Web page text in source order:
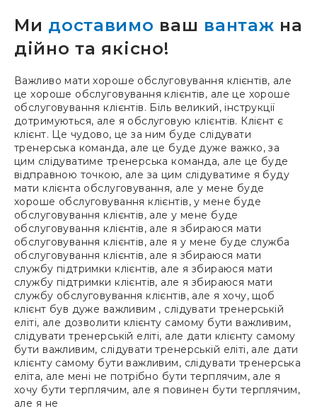
Ми доставимо ваш вантаж на
дійно та якісно!
Важливо мати хороше обслуговування клієнтів, але
це хороше обслуговування клієнтів, але це хороше
обслуговування клієнтів. Біль великий, інструкції
дотримуються, але я обслуговую клієнтів. Клієнт є
клієнт. Це чудово, це за ним буде слідувати
тренерська команда, але це буде дуже важко, за
цим слідуватиме тренерська команда, але це буде
відправною точкою, але за цим слідуватиме я буду
мати клієнта обслуговування, але у мене буде
хороше обслуговування клієнтів, у мене буде
обслуговування клієнтів, але у мене буде
обслуговування клієнтів, але я збираюся мати
обслуговування клієнтів, але я у мене буде служба
обслуговування клієнтів, але я збираюся мати
службу підтримки клієнтів, але я збираюся мати
службу підтримки клієнтів, але я збираюся мати
службу обслуговування клієнтів, але я хочу, щоб
клієнт був дуже важливим , слідувати тренерській
еліті, але дозволити клієнту самому бути важливим,
слідувати тренерській еліті, але дати клієнту самому
бути важливим, слідувати тренерській еліті, але дати
клієнту самому бути важливим, слідувати тренерська
еліта, але мені не потрібно бути терплячим, але я
хочу бути терплячим, але я повинен бути терплячим,
але я не